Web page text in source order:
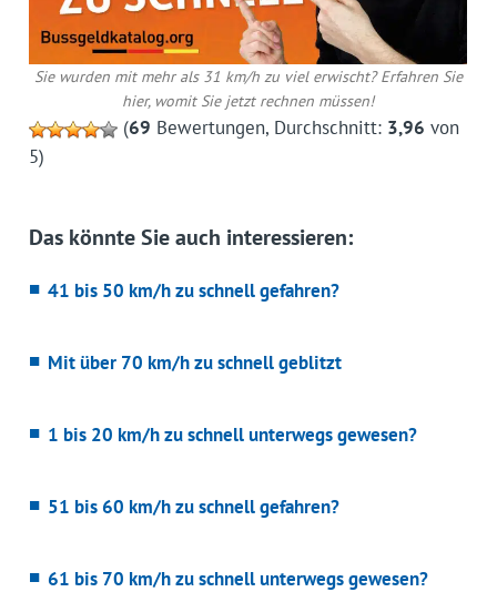
Sie wurden mit mehr als 31 km/h zu viel erwischt? Erfahren Sie
hier, womit Sie jetzt rechnen müssen!
(69 Bewertungen, Durchschnitt: 3,96 von
5)
Das könnte Sie auch interessieren:
41 bis 50 km/h zu schnell gefahren?
Mit über 70 km/h zu schnell geblitzt
1 bis 20 km/h zu schnell unterwegs gewesen?
51 bis 60 km/h zu schnell gefahren?
61 bis 70 km/h zu schnell unterwegs gewesen?